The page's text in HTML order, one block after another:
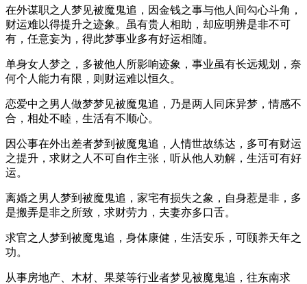
在外谋职之人梦见被魔鬼追，因金钱之事与他人间勾心斗角，
财运难以得提升之迹象。虽有贵人相助，却应明辨是非不可
有，任意妄为，得此梦事业多有好运相随。
单身女人梦之，多被他人所影响迹象，事业虽有长远规划，奈
何个人能力有限，则财运难以恒久。
恋爱中之男人做梦梦见被魔鬼追，乃是两人同床异梦，情感不
合，相处不睦，生活有不顺心。
因公事在外出差者梦到被魔鬼追，人情世故练达，多可有财运
之提升，求财之人不可自作主张，听从他人劝解，生活可有好
运。
离婚之男人梦到被魔鬼追，家宅有损失之象，自身惹是非，多
是搬弄是非之所致，求财劳力，夫妻亦多口舌。
求官之人梦到被魔鬼追，身体康健，生活安乐，可颐养天年之
功。
从事房地产、木材、果菜等行业者梦见被魔鬼追，往东南求